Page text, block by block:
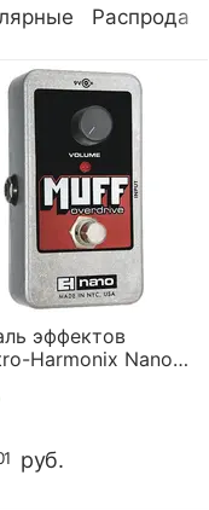
эффектов
Harmonix Nano
руб.